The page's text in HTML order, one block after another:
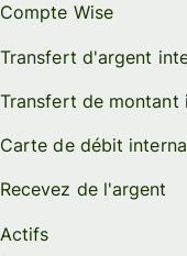
Compte Wise
Transfert d'argent
Transfert de montant
Carte de débit
Recevez de l'argent
Actifs